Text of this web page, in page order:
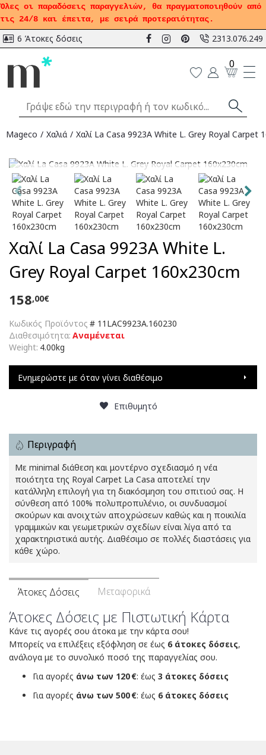
Όλες οι παραδόσεις παραγγελιών, θα πραγματοποιηθούν από
τις 24/8 και έπειτα, με σειρά προτεραιότητας.
6 Άτοκες δόσεις 2313.076.249
0
Mageco Χαλιά Xαλί La Casa 9923A White L. Grey Royal Carpet
Αναμένεται
Xαλί La Casa 9923A White L.
Grey Royal Carpet 160x230cm
Κωδικός Προϊόντος # 11LAC9923A.160230
Διαθεσιμότητα: Αναμένεται
Weight: 4.00kg
158,00€
Ενημερώστε με όταν γίνει διαθέσιμο
Επιθυμητό
Περιγραφή
Με minimal διάθεση και μοντέρνο σχεδιασμό η νέα
ποιότητα της Royal Carpet La Casa αποτελεί την
κατάλληλη επιλογή για τη διακόσμηση του σπιτιού σας. Η
σύνθεση από 100% πολυπροπυλένιο, οι συνδυασμοί
σκούρων και ανοιχτών αποχρώσεων καθώς και η ποικιλία
γραμμικών και γεωμετρικών σχεδίων είναι λίγα από τα
χαρακτηριστικά αυτής. Διαθέσιμο σε πολλές διαστάσεις για
κάθε χώρο.
Άτοκες Δόσεις Μεταφορικά
Άτοκες Δόσεις με Πιστωτική Κάρτα
Κάνε τις αγορές σου άτοκα με την κάρτα σου!
Μπορείς να επιλέξεις εξόφληση σε έως 6 άτοκες δόσεις,
ανάλογα με το συνολικό ποσό της παραγγελίας σου.
Για αγορές άνω των 120 €: έως 3 άτοκες δόσεις
Για αγορές άνω των 500 €: έως 6 άτοκες δόσεις